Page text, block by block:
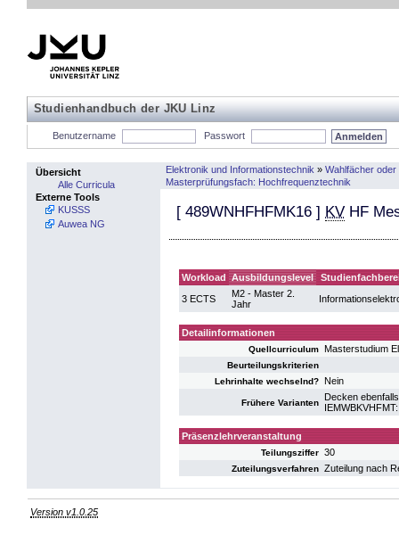
Studienhandbuch der JKU Linz
Benutzername Passwort
Übersicht
Alle Curricula
Externe Tools
KUSSS
Auwea NG
Elektronik und Informationstechnik » Wahlfächer
Masterprüfungsfach: Hochfrequenztechnik
[ 489WNHFHFMK16 ] KV HF
Workload Ausbildungslevel
3 ECTS
M2 - Master 2.
Jahr
Detailinformationen
Quellcurriculum Masterstudium
Beurteilungskriterien
Lehrinhalte wechselnd? Nein
Frühere Varianten
Decken
Präsenzlehrveranstaltung
Teilungsziffer 30
Zuteilungsverfahren Zuteilung nach
Version v1.0.25